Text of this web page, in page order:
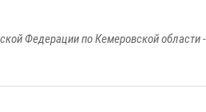
Федерации по Кемеровской области